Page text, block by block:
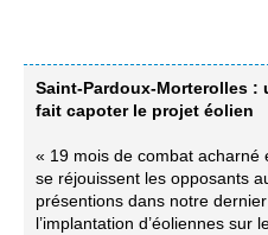
Saint-Pardoux-Morterolles :
fait capoter le projet éolien
« 19 mois de combat
se réjouissent les opposants
présentions dans notre
l’implantation d’éoliennes sur